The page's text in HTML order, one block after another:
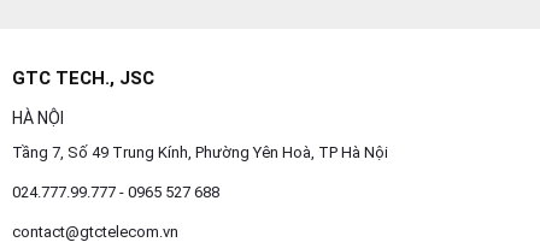
GTC TECH., JSC
HÀ NỘI
Tầng 7, Số 49 Trung Kính, Phường Yên Hoà, TP Hà Nội
024.777.99.777 - 0965 527 688
contact@gtctelecom.vn